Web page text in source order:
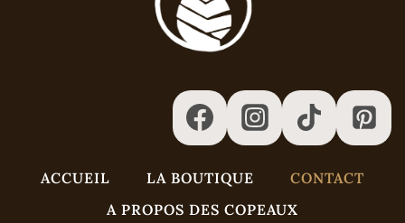
ACCUEIL LA BOUTIQUE
CONTACT
A PROPOS DES COPEAUX